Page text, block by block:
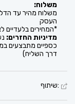
משלוח:
העסק
*המחירים בלעדיים
מדיניות החזרים:
כספיים מתבצעים
דרך השליח)
:שיתוף